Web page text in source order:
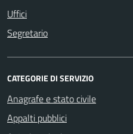
Uffici
Segretario
CATEGORIE DI SERVIZIO
Anagrafe e stato civile
Appalti pubblici